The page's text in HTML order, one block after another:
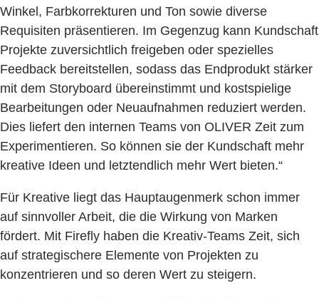
Winkel, Farbkorrekturen und Ton sowie diverse
Requisiten präsentieren. Im Gegenzug kann Kundschaft
Projekte zuversichtlich freigeben oder spezielles
Feedback bereitstellen, sodass das Endprodukt stärker
mit dem Storyboard übereinstimmt und kostspielige
Bearbeitungen oder Neuaufnahmen reduziert werden.
Dies liefert den internen Teams von OLIVER Zeit zum
Experimentieren. So können sie der Kundschaft mehr
kreative Ideen und letztendlich mehr Wert bieten.“
Für Kreative liegt das Hauptaugenmerk schon immer
auf sinnvoller Arbeit, die die Wirkung von Marken
fördert. Mit Firefly haben die Kreativ-Teams Zeit, sich
auf strategischere Elemente von Projekten zu
konzentrieren und so deren Wert zu steigern.